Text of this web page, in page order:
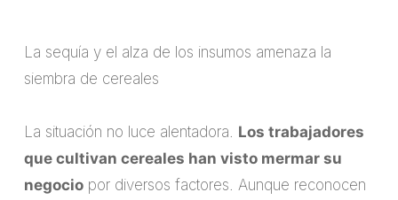
La sequía y el alza de los insumos amenaza la
siembra de cereales
La situación no luce alentadora. Los trabajadores
que cultivan cereales han visto mermar su
negociopor diversos factores. Aunque reconocen